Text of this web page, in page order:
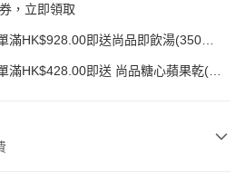
，立即領取
滿HK$928.00即送尚品即飲湯(350克)
滿HK$428.00即送 尚品糖心蘋果乾(80